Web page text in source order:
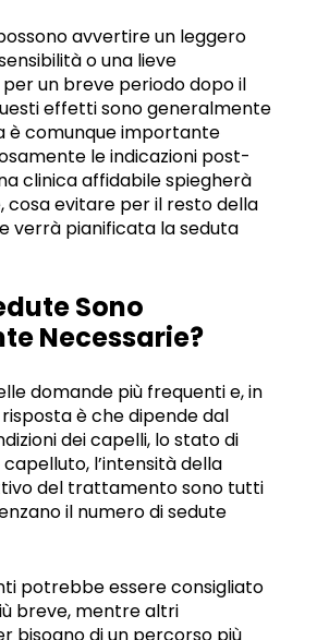
avvertire un leggero
o una lieve
un breve periodo dopo il
effetti sono generalmente
è comunque importante
le indicazioni post-
clinica affidabile spiegherà
cosa evitare per il resto della
verrà pianificata la seduta
Sono
Necessarie?
domande più frequenti e, in
è che dipende dal
dei capelli, lo stato di
l’intensità della
del trattamento sono tutti
il numero di sedute
potrebbe essere consigliato
breve, mentre altri